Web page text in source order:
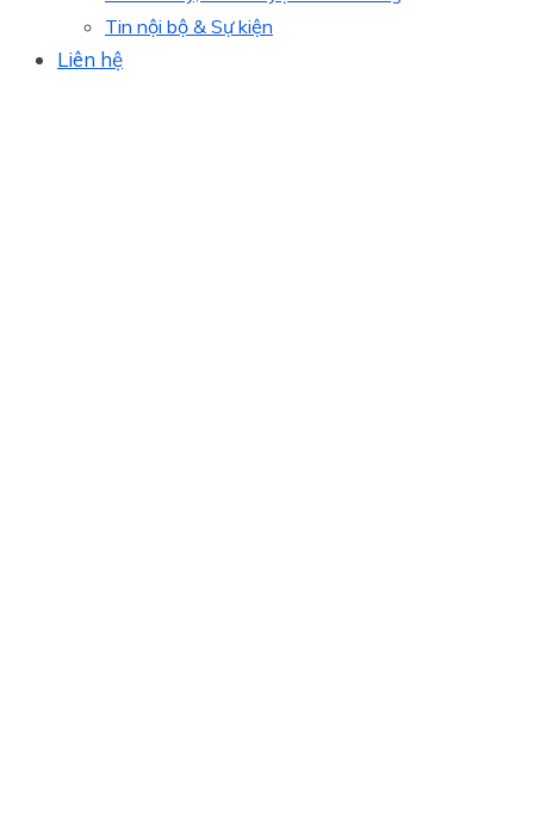
Tin nội bộ & Sự kiện
Liên hệ